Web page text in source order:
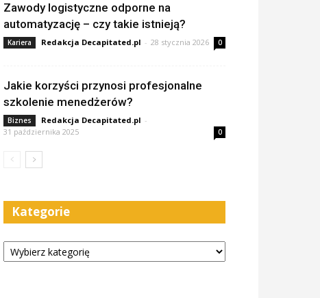
Zawody logistyczne odporne na
automatyzację – czy takie istnieją?
Kariera Redakcja Decapitated.pl - 28 stycznia 2026 0
Jakie korzyści przynosi profesjonalne
szkolenie menedżerów?
Biznes Redakcja Decapitated.pl -
31 października 2025
0
Kategorie
Kategorie